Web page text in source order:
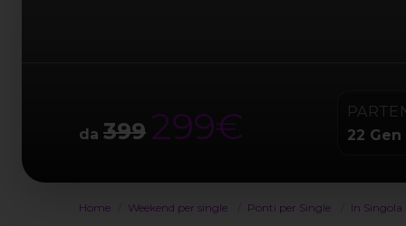
da 399 299€
22 Gen
Home Weekend per single Ponti per Single In Singola